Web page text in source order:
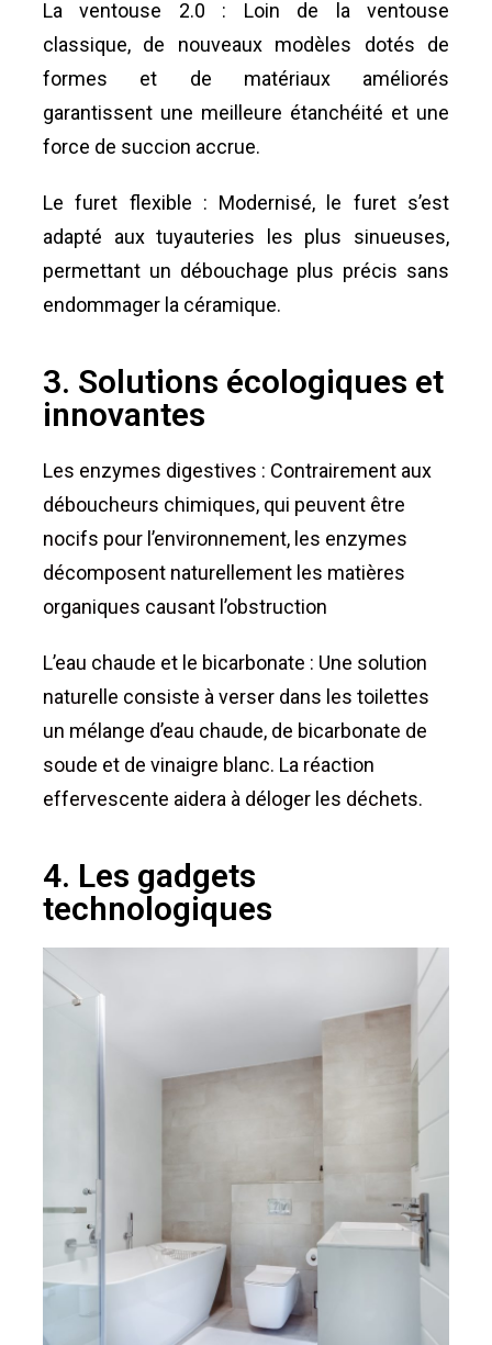
La ventouse 2.0 : Loin de la ventouse
classique, de nouveaux modèles dotés de
formes et de matériaux améliorés
garantissent une meilleure étanchéité et une
force de succion accrue.
Le furet flexible : Modernisé, le furet s’est
adapté aux tuyauteries les plus sinueuses,
permettant un débouchage plus précis sans
endommager la céramique.
3. Solutions écologiques et
innovantes
Les enzymes digestives : Contrairement aux
déboucheurs chimiques, qui peuvent être
nocifs pour l’environnement, les enzymes
décomposent naturellement les matières
organiques causant l’obstruction
L’eau chaude et le bicarbonate : Une solution
naturelle consiste à verser dans les toilettes
un mélange d’eau chaude, de bicarbonate de
soude et de vinaigre blanc. La réaction
effervescente aidera à déloger les déchets.
4. Les gadgets
technologiques